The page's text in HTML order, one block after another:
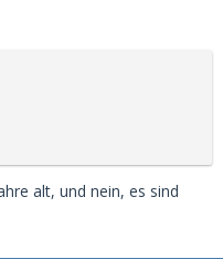
alt, und nein, es sind